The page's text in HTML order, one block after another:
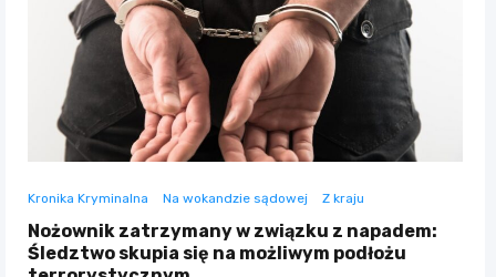
Kronika Kryminalna Na wokandzie sądowej Z kraju
Nożownik zatrzymany w związku z napadem:
Śledztwo skupia się na możliwym podłożu